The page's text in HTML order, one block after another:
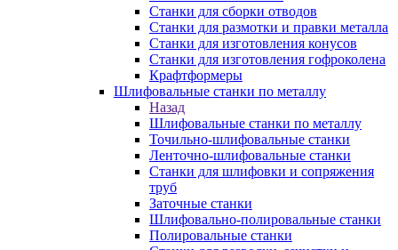
Станки для сборки отводов
Станки для размотки и правки металла
Станки для изготовления конусов
Станки для изготовления гофроколена
Крафтформеры
Шлифовальные станки по металлу
Назад
Шлифовальные станки по металлу
Точильно-шлифовальные станки
Ленточно-шлифовальные станки
Станки для шлифовки и сопряжения
труб
Заточные станки
Шлифовально-полировальные станки
Полировальные станки